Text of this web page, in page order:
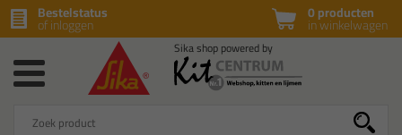
0 producten
in winkelwagen
Bestelstatus
of inloggen